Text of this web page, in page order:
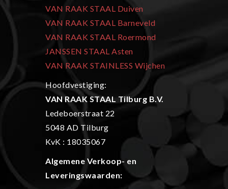
VAN RAAK STAAL Duiven
VAN RAAK STAAL Barneveld
VAN RAAK STAAL Roermond
JANSSEN STAAL Asten
VAN RAAK STAINLESS Wijchen
Hoofdvestiging:
VAN RAAK STAAL Tilburg B.V.
Ledeboerstraat 22
5048 AD Tilburg
KvK : 18035067
Algemene Verkoop- en
Leveringswaarden: